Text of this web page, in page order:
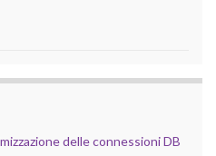
delle connessioni DB